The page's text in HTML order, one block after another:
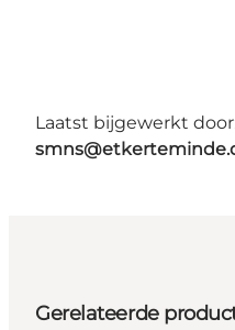
Laatst bijgewerkt
Gerelateerde